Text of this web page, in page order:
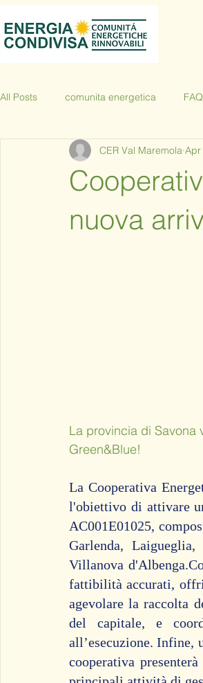
All Posts comunita energetica FAQ
nuova
CER Val Maremola Apr
La provincia di
Green&Blue!
La Cooperativa
l'obiettivo di attivare
AC001E01025,
Garlenda,
Villanova
fattibilità accurati,
agevolare la raccolta
del capitale, e
all’esecuzione. Infine,
cooperativa